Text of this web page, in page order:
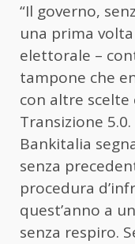
“Il governo,
una prima
elettorale –
tampone che
con altre scelte
Transizione
Bankitalia
senza
procedura
quest’anno a
senza respiro.